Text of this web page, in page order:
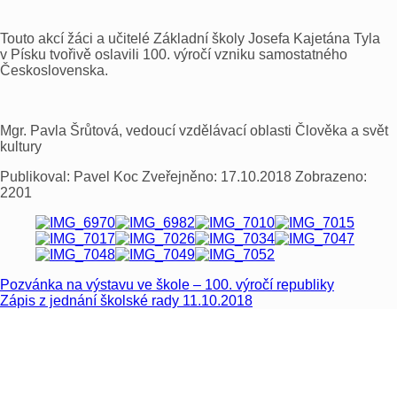
Touto akcí žáci a učitelé Základní školy Josefa Kajetána Tyla
v Písku tvořivě oslavili 100. výročí vzniku samostatného
Československa.
Mgr. Pavla Šrůtová, vedoucí vzdělávací oblasti Člověka a svět
kultury
Publikoval: Pavel Koc Zveřejněno: 17.10.2018 Zobrazeno:
2201
Pozvánka na výstavu ve škole – 100. výročí republiky
Zápis z jednání školské rady 11.10.2018